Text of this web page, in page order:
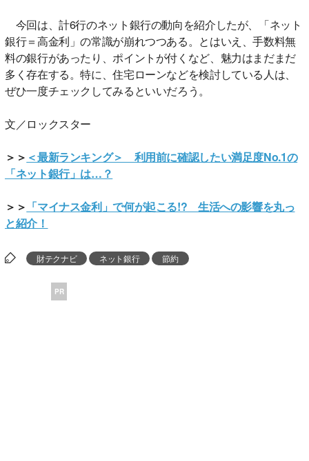
今回は、計6行のネット銀行の動向を紹介したが、「ネット
銀行＝高金利」の常識が崩れつつある。とはいえ、手数料無
料の銀行があったり、ポイントが付くなど、魅力はまだまだ
多く存在する。特に、住宅ローンなどを検討している人は、
ぜひ一度チェックしてみるといいだろう。
文／ロックスター
＞＞ ＜最新ランキング＞ 利用前に確認したい満足度No.1の
「ネット銀行」は…？
＞＞ 「マイナス金利」で何が起こる!? 生活への影響を丸っ
と紹介！
財テクナビ ネット銀行 節約
PR